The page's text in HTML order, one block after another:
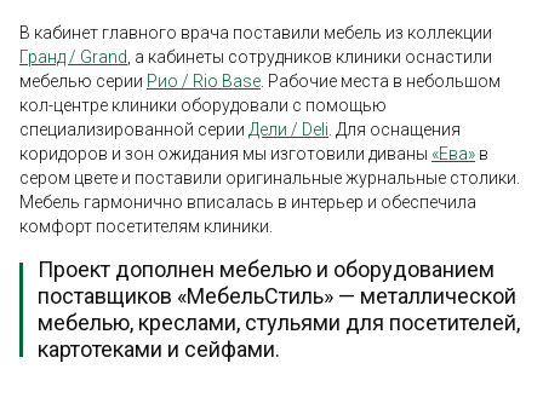
В кабинет главного врача поставили мебель из коллекции
Гранд / Grand, а кабинеты сотрудников клиники оснастили
мебелью серии Рио / Rio Base. Рабочие места в небольшом
кол-центре клиники оборудовали с помощью
специализированной серии Дели / Deli. Для оснащения
коридоров и зон ожидания мы изготовили диваны «Ева» в
сером цвете и поставили оригинальные журнальные столики.
Мебель гармонично вписалась в интерьер и обеспечила
комфорт посетителям клиники.
Проект дополнен мебелью и оборудованием
поставщиков «МебельСтиль» — металлической
мебелью, креслами, стульями для посетителей,
картотеками и сейфами.